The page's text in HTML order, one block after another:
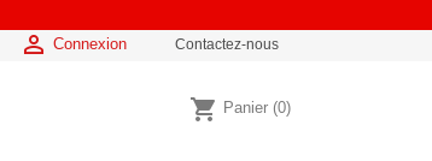
 Connexion Contactez-nous
shopping_cart Panier (0)